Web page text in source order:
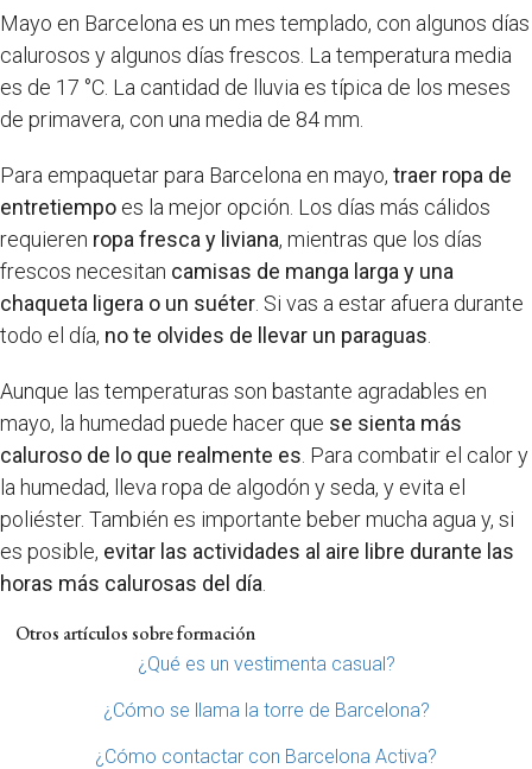
Mayo en Barcelona es un mes templado, con algunos días
calurosos y algunos días frescos. La temperatura media
es de 17 °C. La cantidad de lluvia es típica de los meses
de primavera, con una media de 84 mm.
Para empaquetar para Barcelona en mayo, traer ropa de
entretiempo es la mejor opción. Los días más cálidos
requieren ropa fresca y liviana, mientras que los días
frescos necesitan camisas de manga larga y una
chaqueta ligera o un suéter . Si vas a estar afuera durante
todo el día, no te olvides de llevar un paraguas
Aunque las temperaturas son bastante agradables en
mayo, la humedad puede hacer que se sienta más
caluroso de lo que realmente es . Para combatir el calor y
la humedad, lleva ropa de algodón y seda, y evita el
poliéster. También es importante beber mucha agua y, si
es posible, evitar las actividades al aire libre durante las
horas más calurosas del día
Otros artículos sobre formación
¿Qué es un vestimenta casual?
¿Cómo se llama la torre de Barcelona?
¿Cómo contactar con Barcelona Activa?